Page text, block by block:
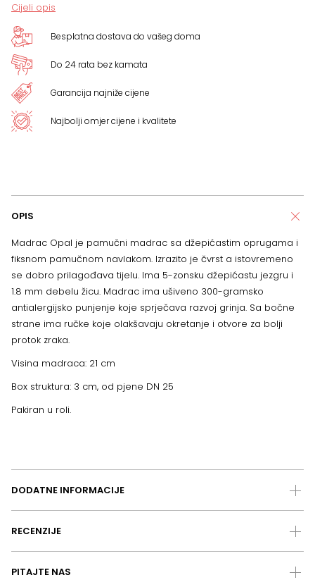
Cijeli opis
Besplatna dostava do vašeg doma
Do 24 rata bez kamata
Garancija najniže cijene
Najbolji omjer cijene i kvalitete
OPIS
Madrac Opal je pamučni madrac sa džepićastim oprugama i
fiksnom pamučnom navlakom. Izrazito je čvrst a istovremeno
se dobro prilagođava tijelu. Ima 5-zonsku džepićastu jezgru i
1.8 mm debelu žicu. Madrac ima ušiveno 300-gramsko
antialergijsko punjenje koje sprječava razvoj grinja. Sa bočne
strane ima ručke koje olakšavaju okretanje i otvore za bolji
protok zraka.
Visina madraca: 21 cm
Box struktura: 3 cm, od pjene DN 25
Pakiran u roli.
DODATNE INFORMACIJE
RECENZIJE
PITAJTE NAS